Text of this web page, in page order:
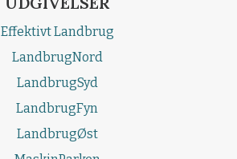
Effektivt Landbrug
LandbrugNord
LandbrugSyd
LandbrugFyn
LandbrugØst